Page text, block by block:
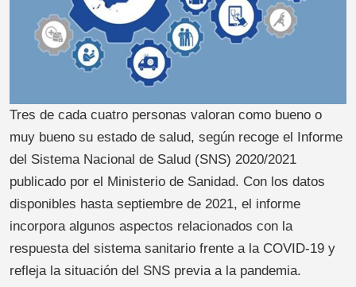
Tres de cada cuatro personas valoran como bueno o
muy bueno su estado de salud, según recoge el Informe
del Sistema Nacional de Salud (SNS) 2020/2021
publicado por el Ministerio de Sanidad. Con los datos
disponibles hasta septiembre de 2021, el informe
incorpora algunos aspectos relacionados con la
respuesta del sistema sanitario frente a la COVID-19 y
refleja la situación del SNS previa a la pandemia.